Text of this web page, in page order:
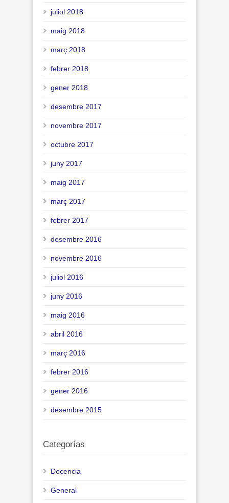
juliol 2018
maig 2018
març 2018
febrer 2018
gener 2018
desembre 2017
novembre 2017
octubre 2017
juny 2017
maig 2017
març 2017
febrer 2017
desembre 2016
novembre 2016
juliol 2016
juny 2016
maig 2016
abril 2016
març 2016
febrer 2016
gener 2016
desembre 2015
Categorías
Docencia
General